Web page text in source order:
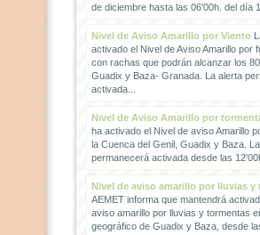
de diciembre hasta las 06'00h. del día
Nivel de Aviso Amarillo por Viento
activado el Nivel de Aviso Amarillo por
con rachas que podrán alcanzar los
Guadix y Baza- Granada. La alerta
activada...
Nivel de Aviso Amarillo por
ha activado el Nivel de aviso Amarillo
la Cuenca del Genil, Guadix y Baza.
permanecerá activada desde las
Nivel de aviso amarillo por lluvias y
AEMET informa que mantendrá
aviso amarillo por lluvias y tormentas
geográfico de Guadix y Baza, desde